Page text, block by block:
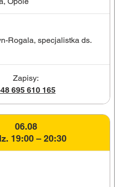
Rogala, specjalistka ds.
Zapisy:
695 610 165
06.08
19:00 – 20:30